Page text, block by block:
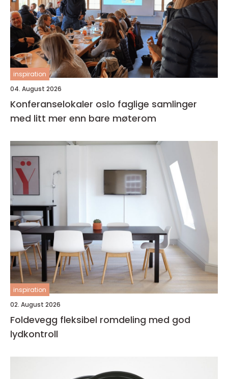
inspiration
04. August 2026
Konferanselokaler oslo faglige samlinger
med litt mer enn bare møterom
inspiration
02. August 2026
Foldevegg fleksibel romdeling med god
lydkontroll